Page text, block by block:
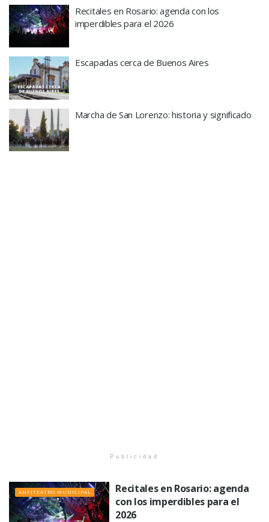
Recitales en Rosario: agenda con los
imperdibles para el 2026
Escapadas cerca de Buenos Aires
Marcha de San Lorenzo: historia y significado
Publicidad
ANFITEATRO MUNICIPAL
Recitales en Rosario: agenda
con los imperdibles para el
2026